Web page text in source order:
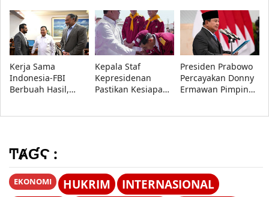
Resmi Dipulangkan Pangdam
XVII/Cenderawasih
Lewat Workshop TA
2026
Kerja Sama
Indonesia-FBI
Berbuah Hasil,
Kepala Staf
Kepresidenan
Pastikan Kesiapan
Presiden Prabowo
Percayakan Donny
Ermawan Pimpin
ͲȺƓϚ :
EKONOMI HUKRIM INTERNASIONAL